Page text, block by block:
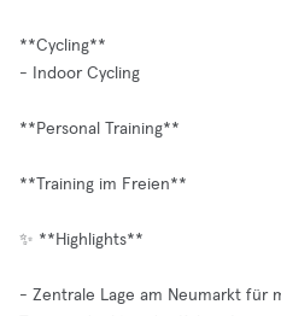
**Cycling**
- Indoor Cycling
**Personal Training**
**Training im Freien**
✨ **Highlights**
- Zentrale Lage am Neumarkt für